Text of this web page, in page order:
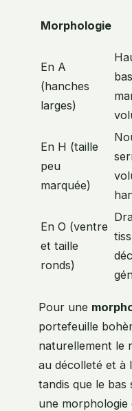
Morphologie
En A
(hanches
larges)
En H (taille
peu
marquée)
En O (ventre
et taille
ronds)
Pour une
portefeuille
naturellement le
au décolleté et à
tandis que le bas
une morphologie